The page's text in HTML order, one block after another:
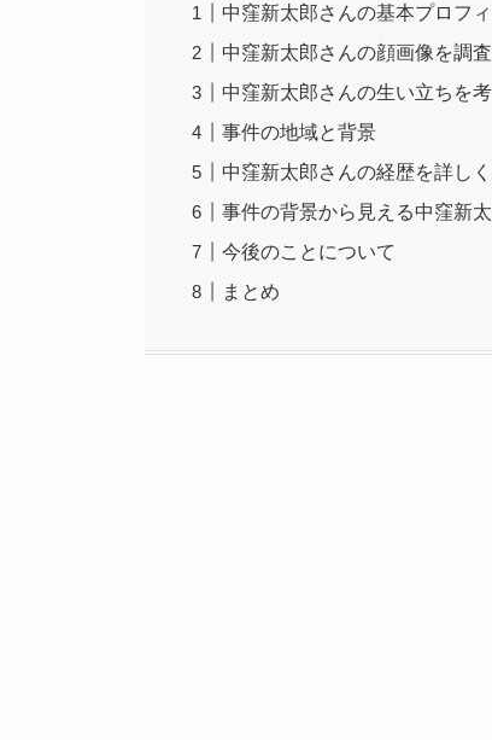
中窪新太郎さんの基本プロフ
中窪新太郎さんの顔画像を調査
中窪新太郎さんの生い立ちを
事件の地域と背景
中窪新太郎さんの経歴を詳し
事件の背景から見える中窪新
今後のことについて
まとめ